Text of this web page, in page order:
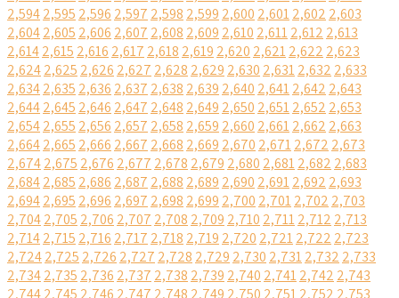
2,5942,595 2,596 2,597 2,598 2,599 2,600 2,6012,602 2,603
2,6042,605 2,606 2,607 2,608 2,609 2,610 2,6112,612 2,613
2,6142,615 2,616 2,617 2,618 2,619 2,620 2,6212,622 2,623
2,6242,625 2,626 2,627 2,628 2,629 2,630 2,6312,632 2,633
2,6342,635 2,636 2,637 2,638 2,639 2,640 2,6412,642 2,643
2,6442,645 2,646 2,647 2,648 2,649 2,650 2,6512,652 2,653
2,6542,655 2,656 2,657 2,658 2,659 2,660 2,6612,662 2,663
2,6642,665 2,666 2,667 2,668 2,669 2,670 2,6712,672 2,673
2,6742,675 2,676 2,677 2,678 2,679 2,680 2,6812,682 2,683
2,6842,685 2,686 2,687 2,688 2,689 2,690 2,6912,692 2,693
2,6942,695 2,696 2,697 2,698 2,699 2,700 2,7012,702 2,703
2,7042,705 2,706 2,707 2,708 2,709 2,710 2,7112,712 2,713
2,7142,715 2,716 2,717 2,718 2,719 2,720 2,7212,722 2,723
2,7242,725 2,726 2,727 2,728 2,729 2,730 2,7312,732 2,733
2,7342,735 2,736 2,737 2,738 2,739 2,740 2,7412,742 2,743